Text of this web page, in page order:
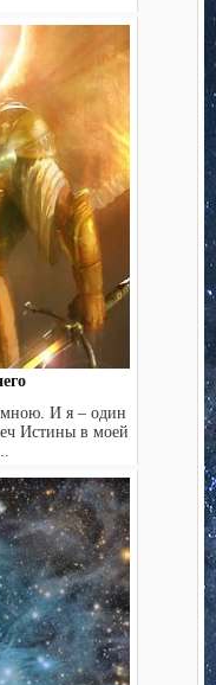
И я – один
Истины в моей